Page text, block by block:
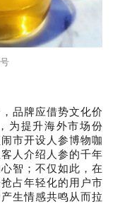
品牌应借势文化价
为提升海外市场份
市开设人参博物咖
人介绍人参的千年
智；不仅如此，在
占年轻化的用户市
生情感共鸣从而拉